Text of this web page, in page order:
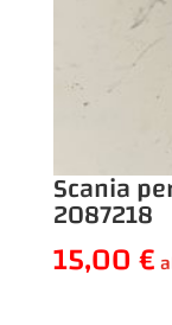
Scania
2087218
15,00€